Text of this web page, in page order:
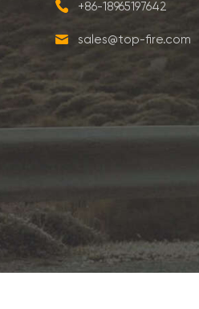
+86-18965197642
sales@top-fire.com